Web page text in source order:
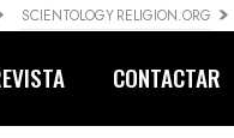
SCIENTOLOGY RELIGION.ORG
CONTACTAR